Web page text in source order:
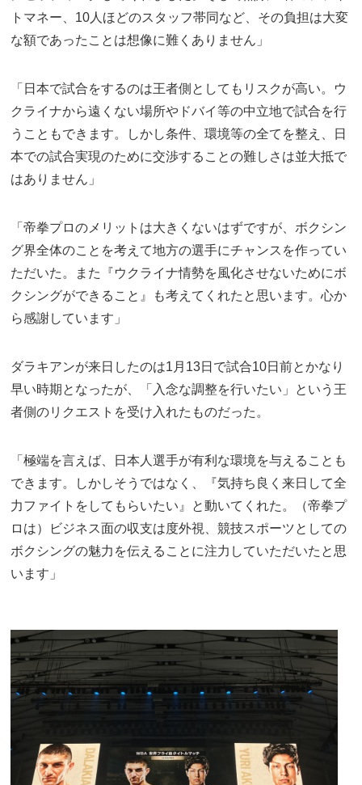
トマネー、10人ほどのスタッフ帯同など、その負担は大変
な額であったことは想像に難くありません」
「日本で試合をするのは王者側としてもリスクが高い。ウ
クライナから遠くない場所やドバイ等の中立地で試合を行
うこともできます。しかし条件、環境等の全てを整え、日
本での試合実現のために交渉することの難しさは並大抵で
はありません」
「帝拳プロのメリットは大きくないはずですが、ボクシン
グ界全体のことを考えて地方の選手にチャンスを作ってい
ただいた。また『ウクライナ情勢を風化させないためにボ
クシングができること』も考えてくれたと思います。心か
ら感謝しています」
ダラキアンが来日したのは1月13日で試合10日前とかなり
早い時期となったが、「入念な調整を行いたい」という王
者側のリクエストを受け入れたものだった。
「極端を言えば、日本人選手が有利な環境を与えることも
できます。しかしそうではなく、『気持ち良く来日して全
力ファイトをしてもらいたい』と動いてくれた。（帝拳プ
ロは）ビジネス面の収支は度外視、競技スポーツとしての
ボクシングの魅力を伝えることに注力していただいたと思
います」